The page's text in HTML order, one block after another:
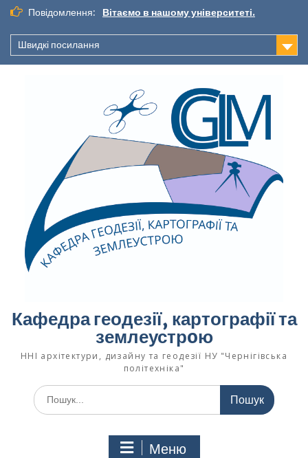
Повідомлення: Вітаємо в нашому університеті.
Швидкі посилання
Кафедра геодезії, картографії та
землеустрoю
ННІ архітектури, дизайну та геодезії НУ "Чернігівська
політехніка"
Меню